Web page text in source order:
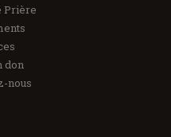
Prière
don
nous